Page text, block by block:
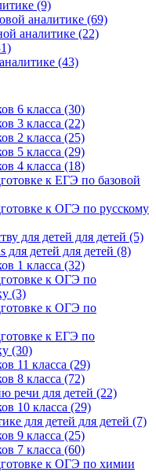
(9)
аналитике (69)
аналитике (22)
(43)
6 класса (30)
3 класса (22)
2 класса (25)
5 класса (29)
4 класса (18)
к ЕГЭ по базовой
к ОГЭ по русскому
для детей для детей (5)
детей для детей (8)
1 класса (32)
к ОГЭ по
(3)
к ОГЭ по
к ЕГЭ по
(30)
11 класса (29)
8 класса (72)
речи для детей (22)
10 класса (29)
для детей для детей (7)
9 класса (25)
7 класса (60)
к ОГЭ по химии